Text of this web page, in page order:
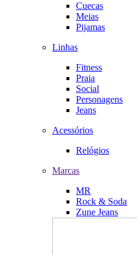
Cuecas
Meias
Pijamas
Linhas
Fitness
Praia
Social
Personagens
Jeans
Acessórios
Relógios
Marcas
MR
Rock & Soda
Zune Jeans